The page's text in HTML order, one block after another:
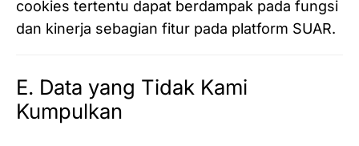
cookies tertentu dapat berdampak pada fungsi
dan kinerja sebagian fitur pada platform SUAR.
E. Data yang Tidak Kami
Kumpulkan